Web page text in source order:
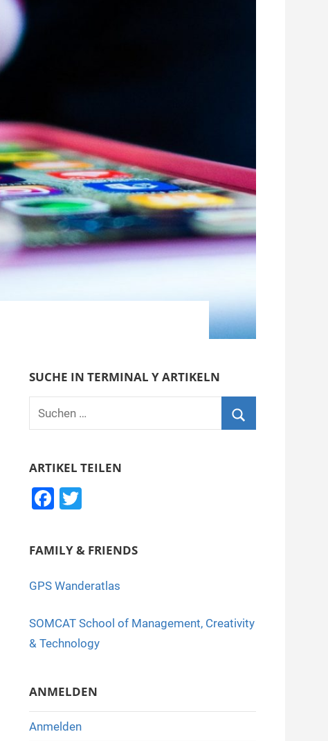
SUCHE IN TERMINAL Y ARTIKELN
Suchen
nach:
ARTIKEL TEILEN
F
c
b
o
k
T
tt
FAMILY & FRIENDS
GPS Wanderatlas
SOMCAT School of Management, Creativity
& Technology
ANMELDEN
Anmelden